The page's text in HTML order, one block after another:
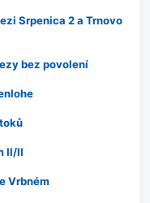
Srpenica 2 a Trnovo
bez povolení
II/II
Vrbném